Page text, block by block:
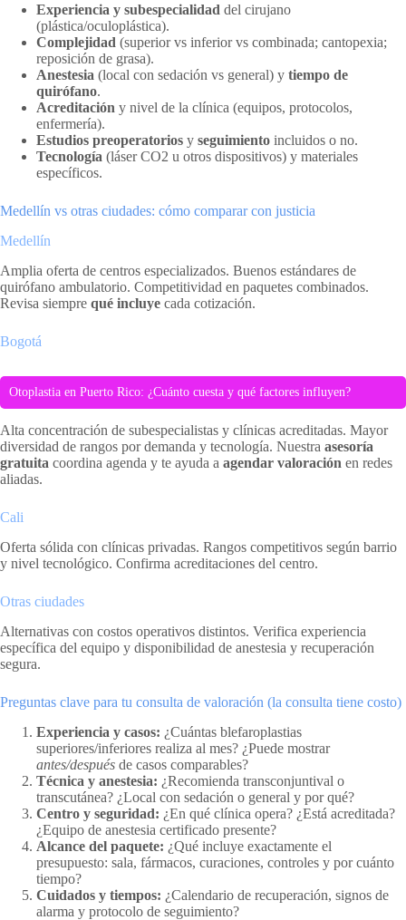
Experiencia y subespecialidad del cirujano
(plástica/oculoplástica).
Complejidad (superior vs inferior vs combinada; cantopexia;
reposición de grasa).
Anestesia (local con sedación vs general) y tiempo de
quirófano.
Acreditación y nivel de la clínica (equipos, protocolos,
enfermería).
Estudios preoperatorios y seguimiento incluidos o no.
Tecnología (láser CO2 u otros dispositivos) y materiales
específicos.
Medellín vs otras ciudades: cómo comparar con justicia
Medellín
Amplia oferta de centros especializados. Buenos estándares de
quirófano ambulatorio. Competitividad en paquetes combinados.
Revisa siempre qué incluye cada cotización.
Bogotá
Otoplastia en Puerto Rico: ¿Cuánto cuesta y qué factores influyen?
Alta concentración de subespecialistas y clínicas acreditadas. Mayor
diversidad de rangos por demanda y tecnología. Nuestra asesoría
gratuita coordina agenda y te ayuda a agendar valoración en redes
aliadas.
Cali
Oferta sólida con clínicas privadas. Rangos competitivos según barrio
y nivel tecnológico. Confirma acreditaciones del centro.
Otras ciudades
Alternativas con costos operativos distintos. Verifica experiencia
específica del equipo y disponibilidad de anestesia y recuperación
segura.
Preguntas clave para tu consulta de valoración (la consulta tiene costo)
Experiencia y casos: ¿Cuántas blefaroplastias
superiores/inferiores realiza al mes? ¿Puede mostrar
antes/después de casos comparables?
Técnica y anestesia: ¿Recomienda transconjuntival o
transcutánea? ¿Local con sedación o general y por qué?
Centro y seguridad: ¿En qué clínica opera? ¿Está acreditada?
¿Equipo de anestesia certificado presente?
Alcance del paquete: ¿Qué incluye exactamente el
presupuesto: sala, fármacos, curaciones, controles y por cuánto
tiempo?
Cuidados y tiempos: ¿Calendario de recuperación, signos de
alarma y protocolo de seguimiento?